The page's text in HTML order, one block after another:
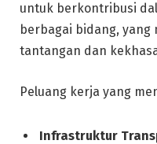
untuk berkontribusi
berbagai bidang,
tantangan dan
Peluang kerja yang
Infrastruktur